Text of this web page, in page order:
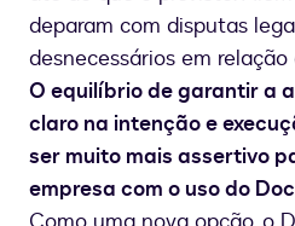
deparam com disputas
desnecessários em relação
O equilíbrio de garantir a
claro na intenção e
ser muito mais assertivo
empresa com o uso do